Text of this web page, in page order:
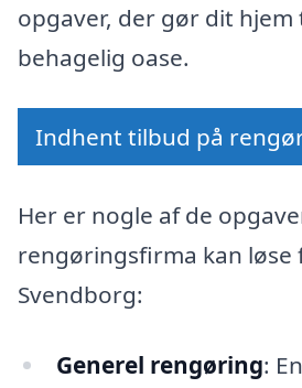
opgaver, der gør dit hjem
behagelig oase.
Indhent tilbud på
Her er nogle af de
rengøringsfirma kan løse
Svendborg:
Generel rengøring: